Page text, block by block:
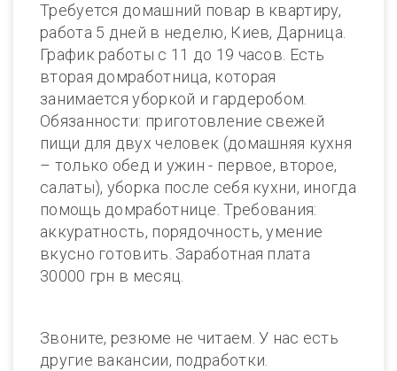
Требуется домашний повар в квартиру,
работа 5 дней в неделю, Киев, Дарница.
График работы с 11 до 19 часов. Есть
вторая домработница, которая
занимается уборкой и гардеробом.
Обязанности: приготовление свежей
пищи для двух человек (домашняя кухня
– только обед и ужин - первое, второе,
салаты), уборка после себя кухни, иногда
помощь домработнице. Требования:
аккуратность, порядочность, умение
вкусно готовить. Заработная плата
30000 грн в месяц.
Звоните, резюме не читаем. У нас есть
другие вакансии, подработки.